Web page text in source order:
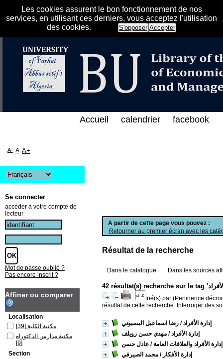
Les cookies assurent le bon fonctionnement de nos
services, en utilisant ces derniers, vous acceptez l'utilisation
des cookies.
S'opposer Accepter
الإلكتروني على الخط المباشر لمكتبة كلية
A partir de cette page vous pouvez :
Retourner au premier écran avec les
Résultat de la recherche
Dans le catalogue Dans les sources
trié(s) par (Pertinence
résultat de cette recherche
Interroger des
إدارة الأفراد/ رضا اسماعيل البسيوني
إدارة الأفراد/ مهدي حسن زويلف
إدارة الأفراد والعلاقات العامة / عادل حسن
إدارة الأفكار / محمد الصيرفي
Accueil calendrier facebook.
A- A A+
Se connecter
accéder à votre compte de
lecteur
Mot de passe oublié ?
Pas encore inscrit ?
Affiner ou comparer
Localisation
مكتبة الكلية [39]
مكتبة مدارس الدكتوراه
[9]
Section